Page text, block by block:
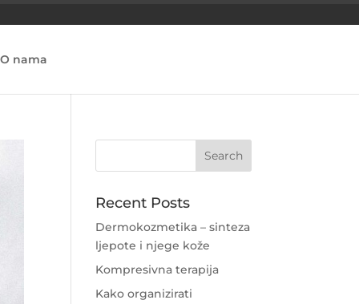
O nama
Recent Posts
Dermokozmetika – sinteza
ljepote i njege kože
Kompresivna terapija
Kako organizirati